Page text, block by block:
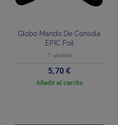
Globo Mando De Consola
EPIC Foil
1 unidad
Precio
5,70 €
Añadir al carrito